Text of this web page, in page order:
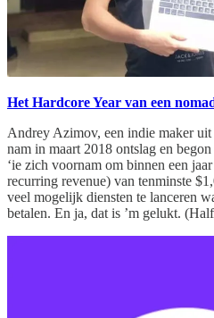
Het Hardcore Year van een
Andrey Azimov, een indie maker
nam in maart 2018 ontslag en
‘ie zich voornam om binnen een
recurring revenue) van tenminste
veel mogelijk diensten te lanceren
betalen. En ja, dat is ’m gelukt.